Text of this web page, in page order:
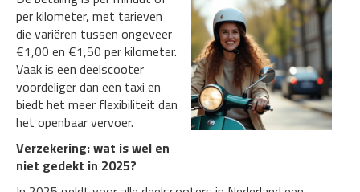
per kilometer, met tarieven
die variëren tussen ongeveer
€1,00 en €1,50 per kilometer.
Vaak is een deelscooter
voordeliger dan een taxi en
biedt het meer flexibiliteit dan
het openbaar vervoer.
Verzekering: wat is wel en
niet gedekt in 2025?